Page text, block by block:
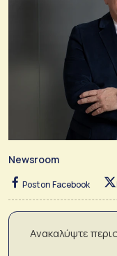
Newsroom
Post on Facebook
Ανακαλύψτε